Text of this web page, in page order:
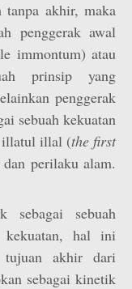
tanpa akhir, maka
penggerak awal
immontum) atau
prinsip yang
penggerak
sebuah kekuatan
illatul illal (the first
perilaku alam.
sebagai sebuah
hal ini
tujuan akhir dari
sebagai kinetik